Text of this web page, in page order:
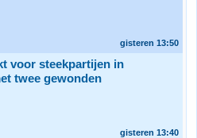
gisteren 13:50
voor steekpartijen in
twee gewonden
gisteren 13:40